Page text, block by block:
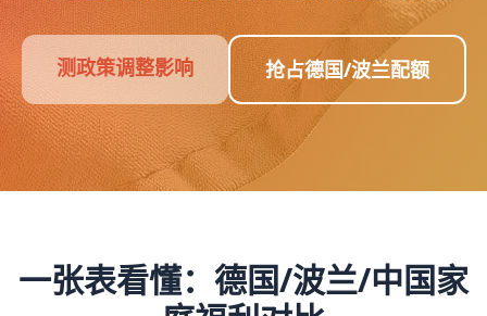
测政策调整影响 抢占德国/波兰配额
一张表看懂：德国/波兰/中国家